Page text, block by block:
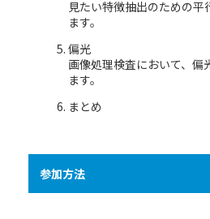
見たい特徴抽出のための平
ます。
偏光
画像処理検査において、偏
ます。
まとめ
参加方法